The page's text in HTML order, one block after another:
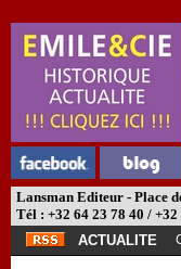
Lansman Editeur - Place
Tél : +32 64 23 78 40 /
ACTUALITE